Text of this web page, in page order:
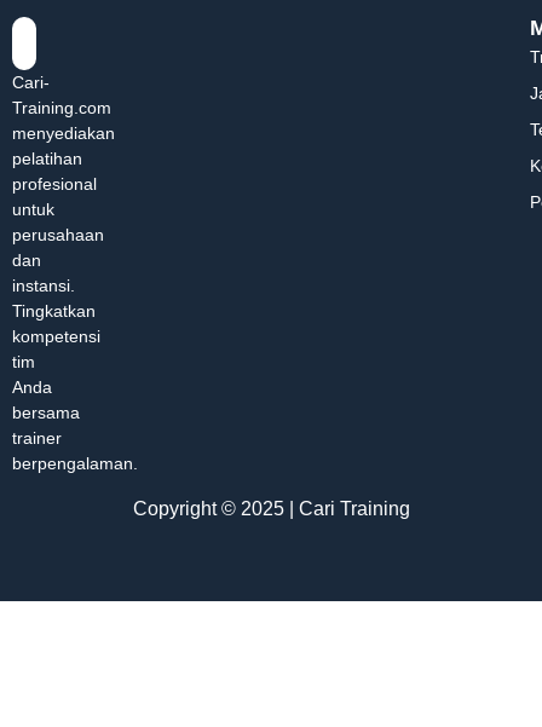
Cari-
Training.com
menyediakan
pelatihan
profesional
untuk
perusahaan
dan
instansi.
Tingkatkan
kompetensi
tim
Anda
bersama
trainer
berpengalaman.
Copyright © 2025 | Cari Training